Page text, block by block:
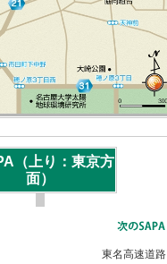
（上り：東京方
面）
東名高速道路